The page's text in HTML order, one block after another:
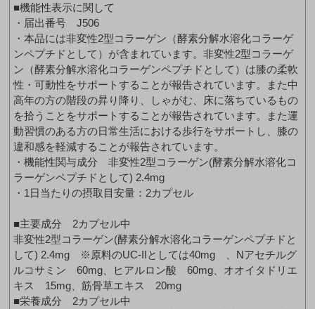
■機能性表示に関して
・届出番号 J506
・本品には非変性2型コラーゲン（酵素分解水溶化コラーゲ
ンペプチドとして）が含まれています。非変性2型コラーゲ
ン（酵素分解水溶化コラーゲンペプチドとして）は膝の柔軟
性・可動性をサポートすることが報告されています。また中
高年の方の階段の昇り降り、しゃがむ、床に落ちているもの
を拾うことをサポートすることが報告されています。また運
動習慣のある方の日常生活における歩行をサポートし、膝の
違和感を軽減することが報告されています。
・機能性関与成分 非変性2型コラーゲン(酵素分解水溶化コ
ラーゲンペプチドとして) 2.4mg
・1日当たりの摂取目安量：2カプセル
■主要成分 2カプセル中
非変性2型コラーゲン(酵素分解水溶化コラーゲンペプチドと
して) 2.4mg ※原料のUC-IIとしては40mg 、Nアセチルグ
ルコサミン 60mg、ヒアルロン酸 60mg、オオイタドリエ
キス 15mg、筋骨草エキス 20mg
■栄養成分 2カプセル中